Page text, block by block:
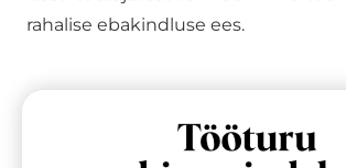
rahalise ebakindluse ees.